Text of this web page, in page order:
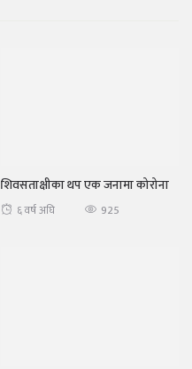
शिवसताक्षीका थप एक जनामा कोरोना
६ वर्ष अघि 925